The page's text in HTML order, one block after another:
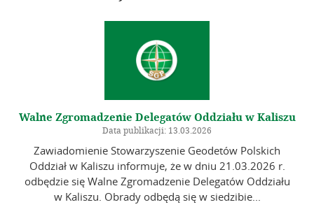
Kalendarz wydarzeń
Galeria
Zarząd Główny
Linki
Kontakt
Walne Zgromadzenie Delegatów Oddziału w Kaliszu
Data publikacji: 13.03.2026
Zawiadomienie Stowarzyszenie Geodetów Polskich
Oddział w Kaliszu informuje, że w dniu 21.03.2026 r.
odbędzie się Walne Zgromadzenie Delegatów Oddziału
w Kaliszu. Obrady odbędą się w siedzibie...